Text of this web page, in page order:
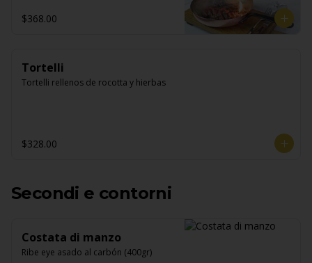
$368.00
Tortelli
Tortelli rellenos de rocotta y hierbas
$328.00
Secondi e contorni
Costata di manzo
Ribe eye asado al carbón (400gr)